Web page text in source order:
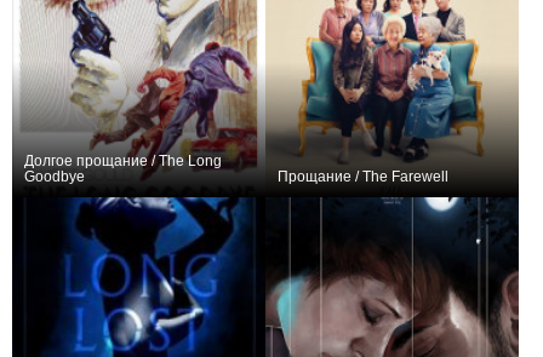
Долгое прощание / The Long
Goodbye
Прощание / The Farewell